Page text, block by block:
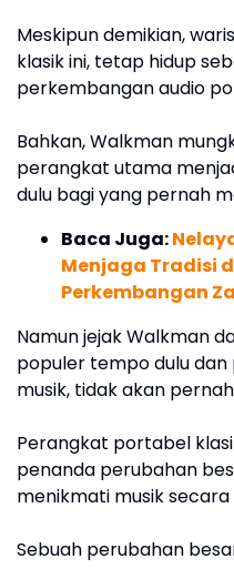
Meskipun demikian,
klasik ini, tetap hidup
perkembangan audio
Bahkan, Walkman
perangkat utama
dulu bagi yang pernah
Baca Juga:
Menjaga Tradisi
Perkembangan
Namun jejak Walkman
populer tempo dulu
musik, tidak akan
Perangkat portabel
penanda perubahan
menikmati musik secara
Sebuah perubahan